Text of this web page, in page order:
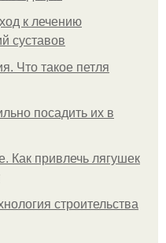
к лечению
суставов
Что такое петля
посадить их в
Как привлечь лягушек
строительства